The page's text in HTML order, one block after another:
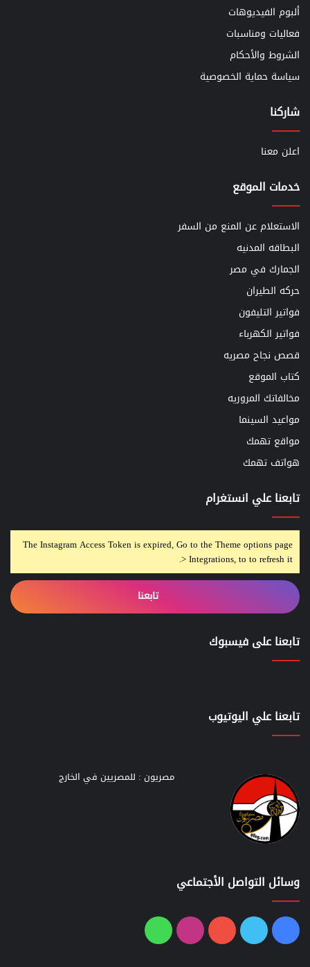
ألبوم الفيديوهات
فعاليات ومناسبات
الشروط والأحكام
سياسة حماية الخصوصية
شاركنا
اعلن معنا
خدمات الموقع
الاستعلام عن المنع من السفر
البطاقه المدنيه
الجمارك في مصر
حركه الطيران
فواتير التليفون
فواتير الكهرباء
قصص نجاح مصريه
كتاب الموقع
مخالفاتك المروريه
مواعيد السينما
مواقع تهمك
هواتف تهمك
تابعنا علي انستغرام
The Instagram Access Token is expired, Go to the Theme options page
> Integrations, to to refresh it.
تابعنا
تابعنا على فيسبوك
تابعنا علي اليوتيوب
مصريون : للمصريين في الخارج
وسائل التواصل الأجتماعي
فيسبوك
تويتر يوتيوبانستقرامواتساب